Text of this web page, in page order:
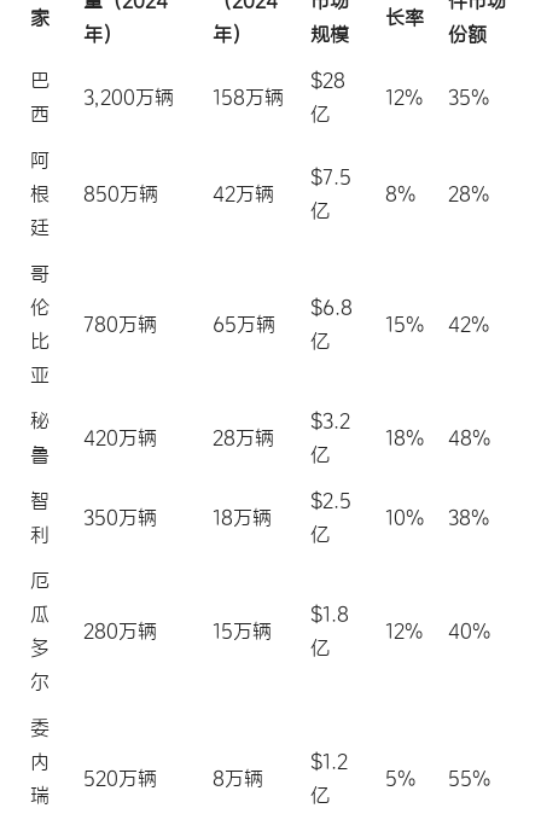
家
年）
年）
规模
长率
份额
巴
西
3,200万辆 158万辆
$28
亿
12% 35%
阿
根
廷
850万辆 42万辆
$7.5
亿
8% 28%
哥
伦
比
亚
780万辆 65万辆
$6.8
亿
15% 42%
秘
鲁
420万辆 28万辆
$3.2
亿
18% 48%
智
利
350万辆 18万辆
$2.5
亿
10% 38%
厄
瓜
多
尔
280万辆 15万辆
$1.8
亿
12% 40%
委
内
瑞
520万辆 8万辆
$1.2
亿
5% 55%